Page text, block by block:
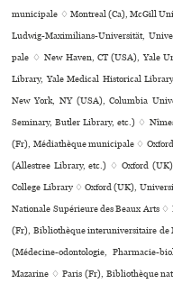
muni­ci­pale ♢ Montreal (Ca), McGill
Ludwig-Maximilians-Universität,
pale ♢ New Haven, CT (USA), Yale
Library, Yale Medical Historical
New York, NY (USA), Columbia
Seminary, Butler Library, etc.) ♢
(Fr), Médiathèque muni­ci­pale ♢
(Allestree Library, etc.) ♢ Oxford
College Library ♢ Oxford (UK),
Nationale Supérieure des Beaux Arts
(Fr), Bibliothèque inte­ru­ni­ver­si­taire de
(Médecine-odon­to­lo­gie, Pharmacie-
Mazarine ♢ Paris (Fr), Bibliothèque